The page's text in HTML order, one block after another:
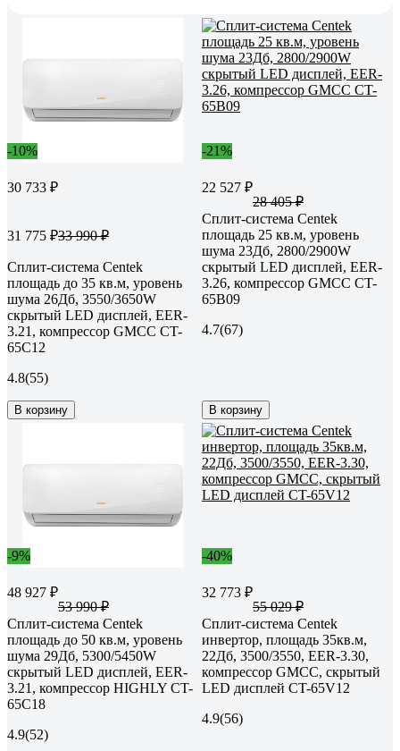
-10%
30 733 ₽
31 775 ₽33 990 ₽
Сплит-система Centek
площадь до 35 кв.м, уровень
шума 26Дб, 3550/3650W
скрытый LED дисплей, EER-
3.21, компрессор GMCC CT-
65C12
4.8(55)
В корзину
-21%
22 527 ₽
28 405 ₽
Сплит-система Centek
площадь 25 кв.м, уровень
шума 23Дб, 2800/2900W
скрытый LED дисплей, EER-
3.26, компрессор GMCC CT-
65B09
4.7(67)
В корзину
-9%
48 927 ₽
53 990 ₽
Сплит-система Centek
площадь до 50 кв.м, уровень
шума 29Дб, 5300/5450W
скрытый LED дисплей, EER-
3.21, компрессор HIGHLY CT-
65C18
4.9(52)
-40%
32 773 ₽
55 029 ₽
Сплит-система Centek
инвертор, площадь 35кв.м,
22Дб, 3500/3550, EER-3.30,
компрессор GMCC, скрытый
LED дисплей CT-65V12
4.9(56)